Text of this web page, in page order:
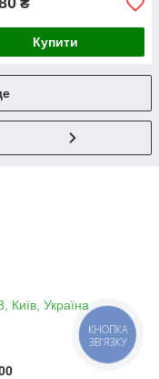
₴
Купити
Київ, Україна
КНОПКА
ЗВ'ЯЗКУ